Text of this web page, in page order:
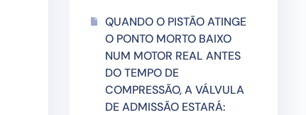
QUANDO O PISTÃO ATINGE
O PONTO MORTO BAIXO
NUM MOTOR REAL ANTES
DO TEMPO DE
COMPRESSÃO, A VÁLVULA
DE ADMISSÃO ESTARÁ: